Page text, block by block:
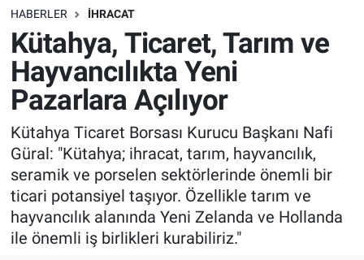
HABERLER İHRACAT
Kütahya, Ticaret, Tarım ve
Hayvancılıkta Yeni
Pazarlara Açılıyor
Kütahya Ticaret Borsası Kurucu Başkanı Nafi
Güral: "Kütahya; ihracat, tarım, hayvancılık,
seramik ve porselen sektörlerinde önemli bir
ticari potansiyel taşıyor. Özellikle tarım ve
hayvancılık alanında Yeni Zelanda ve Hollanda
ile önemli iş birlikleri kurabiliriz."
Depolama Çözümleri
İnşaat ve Malzeme
HaberOrtak
EndüstriST
Enerjisini Üreten Fabrikalar
Endüstri 4.0 Uygulamaları